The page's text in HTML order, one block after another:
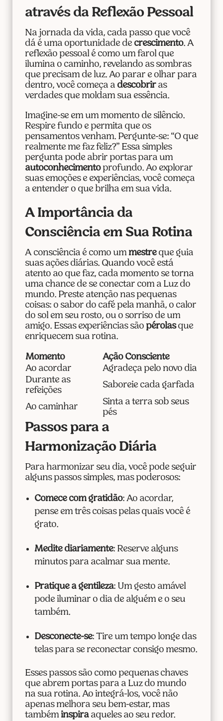
através da Reflexão Pessoal
Na jornada da vida, cada passo que você
dá é uma oportunidade de crescimento. A
reflexão pessoal é como um farol que
ilumina o caminho, revelando as sombras
que precisam de luz. Ao parar e olhar para
dentro, você começa a descobriras
verdades que moldam sua essência.
Imagine-se em um momento de silêncio.
Respire fundo e permita que os
pensamentos venham. Pergunte-se: “O que
realmente me faz feliz?” Essa simples
pergunta pode abrir portas para um
autoconhecimentoprofundo. Ao explorar
suas emoções e experiências, você começa
a entender o que brilha em sua vida.
A Importância da
Consciência em Sua Rotina
A consciência é como um mestreque guia
suas ações diárias. Quando você está
atento ao que faz, cada momento se torna
uma chance de se conectar com a Luz do
mundo. Preste atenção nas pequenas
coisas: o sabor do café pela manhã, o calor
do sol em seu rosto, ou o sorriso de um
amigo. Essas experiências são pérolasque
enriquecem sua rotina.
Momento
Ação Consciente
Ao acordar
Agradeça pelo novo dia
Durante as
refeições
Saboreie cada garfada
Ao caminhar
Sinta a terra sob seus
pés
Passos para a
Harmonização Diária
Para harmonizar seu dia, você pode seguir
alguns passos simples, mas poderosos:
Comece com gratidão: Ao acordar,
pense em três coisas pelas quais você é
grato.
Medite diariamente: Reserve alguns
minutos para acalmar sua mente.
Pratique a gentileza: Um gesto amável
pode iluminar o dia de alguém e o seu
também.
Desconecte-se: Tire um tempo longe das
telas para se reconectar consigo mesmo.
Esses passos são como pequenas chaves
que abrem portas para a Luz do mundo
na sua rotina. Ao integrá-los, você não
apenas melhora seu bem-estar, mas
também inspiraaqueles ao seu redor.